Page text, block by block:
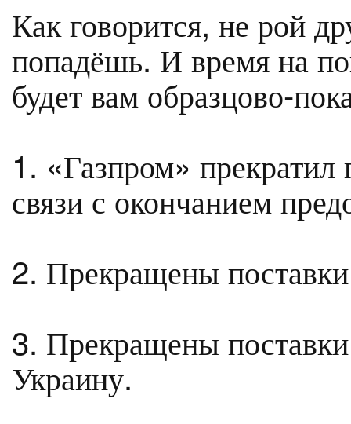
Как говорится, не рой
попадёшь. И время на
будет вам образцово-
1. «Газпром» прекратил
связи с окончанием
2. Прекращены
3. Прекращены
Украину.